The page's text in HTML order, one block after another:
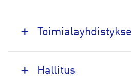
Hallitus